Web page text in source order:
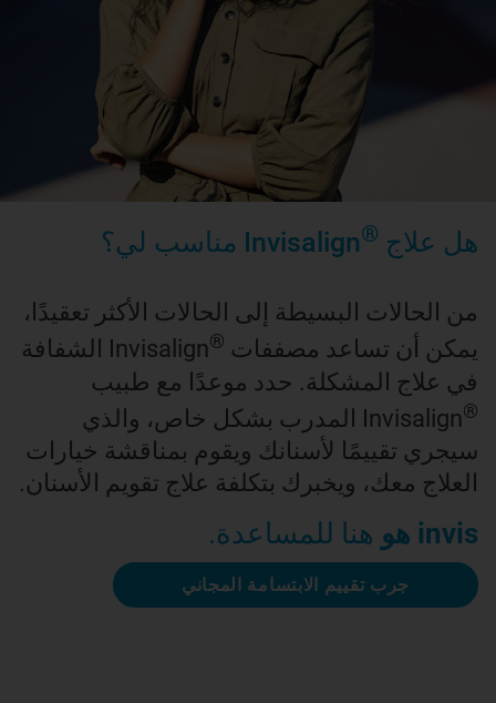
هل علاج ®Invisalign مناسب لي؟
من الحالات البسيطة إلى الحالات الأكثر تعقيدًا،
يمكن أن تساعد مصففات ®
Invisalign الشفافة
في علاج المشكلة. حدد موعدًا مع طبيب
®
Invisalign المدرب بشكل خاص، والذي
سيجري تقييمًا لأسنانك ويقوم بمناقشة خيارات
العلاج معك، ويخبرك بتكلفة علاج تقويم الأسنان.
invis هو هنا للمساعدة.
جرب تقييم الابتسامة المجاني